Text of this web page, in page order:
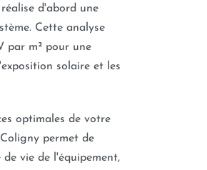
d'abord une
Cette analyse
par m² pour une
solaire et les
optimales de votre
permet de
vie de l'équipement,